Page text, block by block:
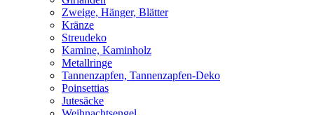
Zweige, Hänger, Blätter
Kränze
Streudeko
Kamine, Kaminholz
Metallringe
Tannenzapfen, Tannenzapfen-Deko
Poinsettias
Jutesäcke